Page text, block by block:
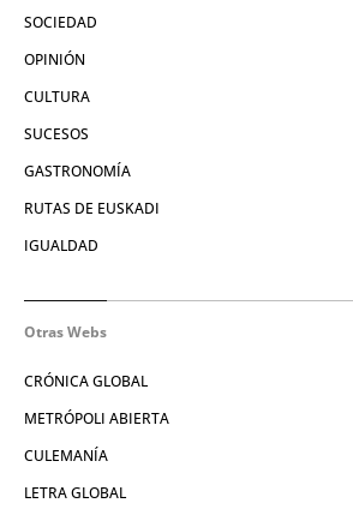
SOCIEDAD
OPINIÓN
CULTURA
SUCESOS
GASTRONOMÍA
RUTAS DE EUSKADI
IGUALDAD
Otras Webs
CRÓNICA GLOBAL
METRÓPOLI ABIERTA
CULEMANÍA
LETRA GLOBAL